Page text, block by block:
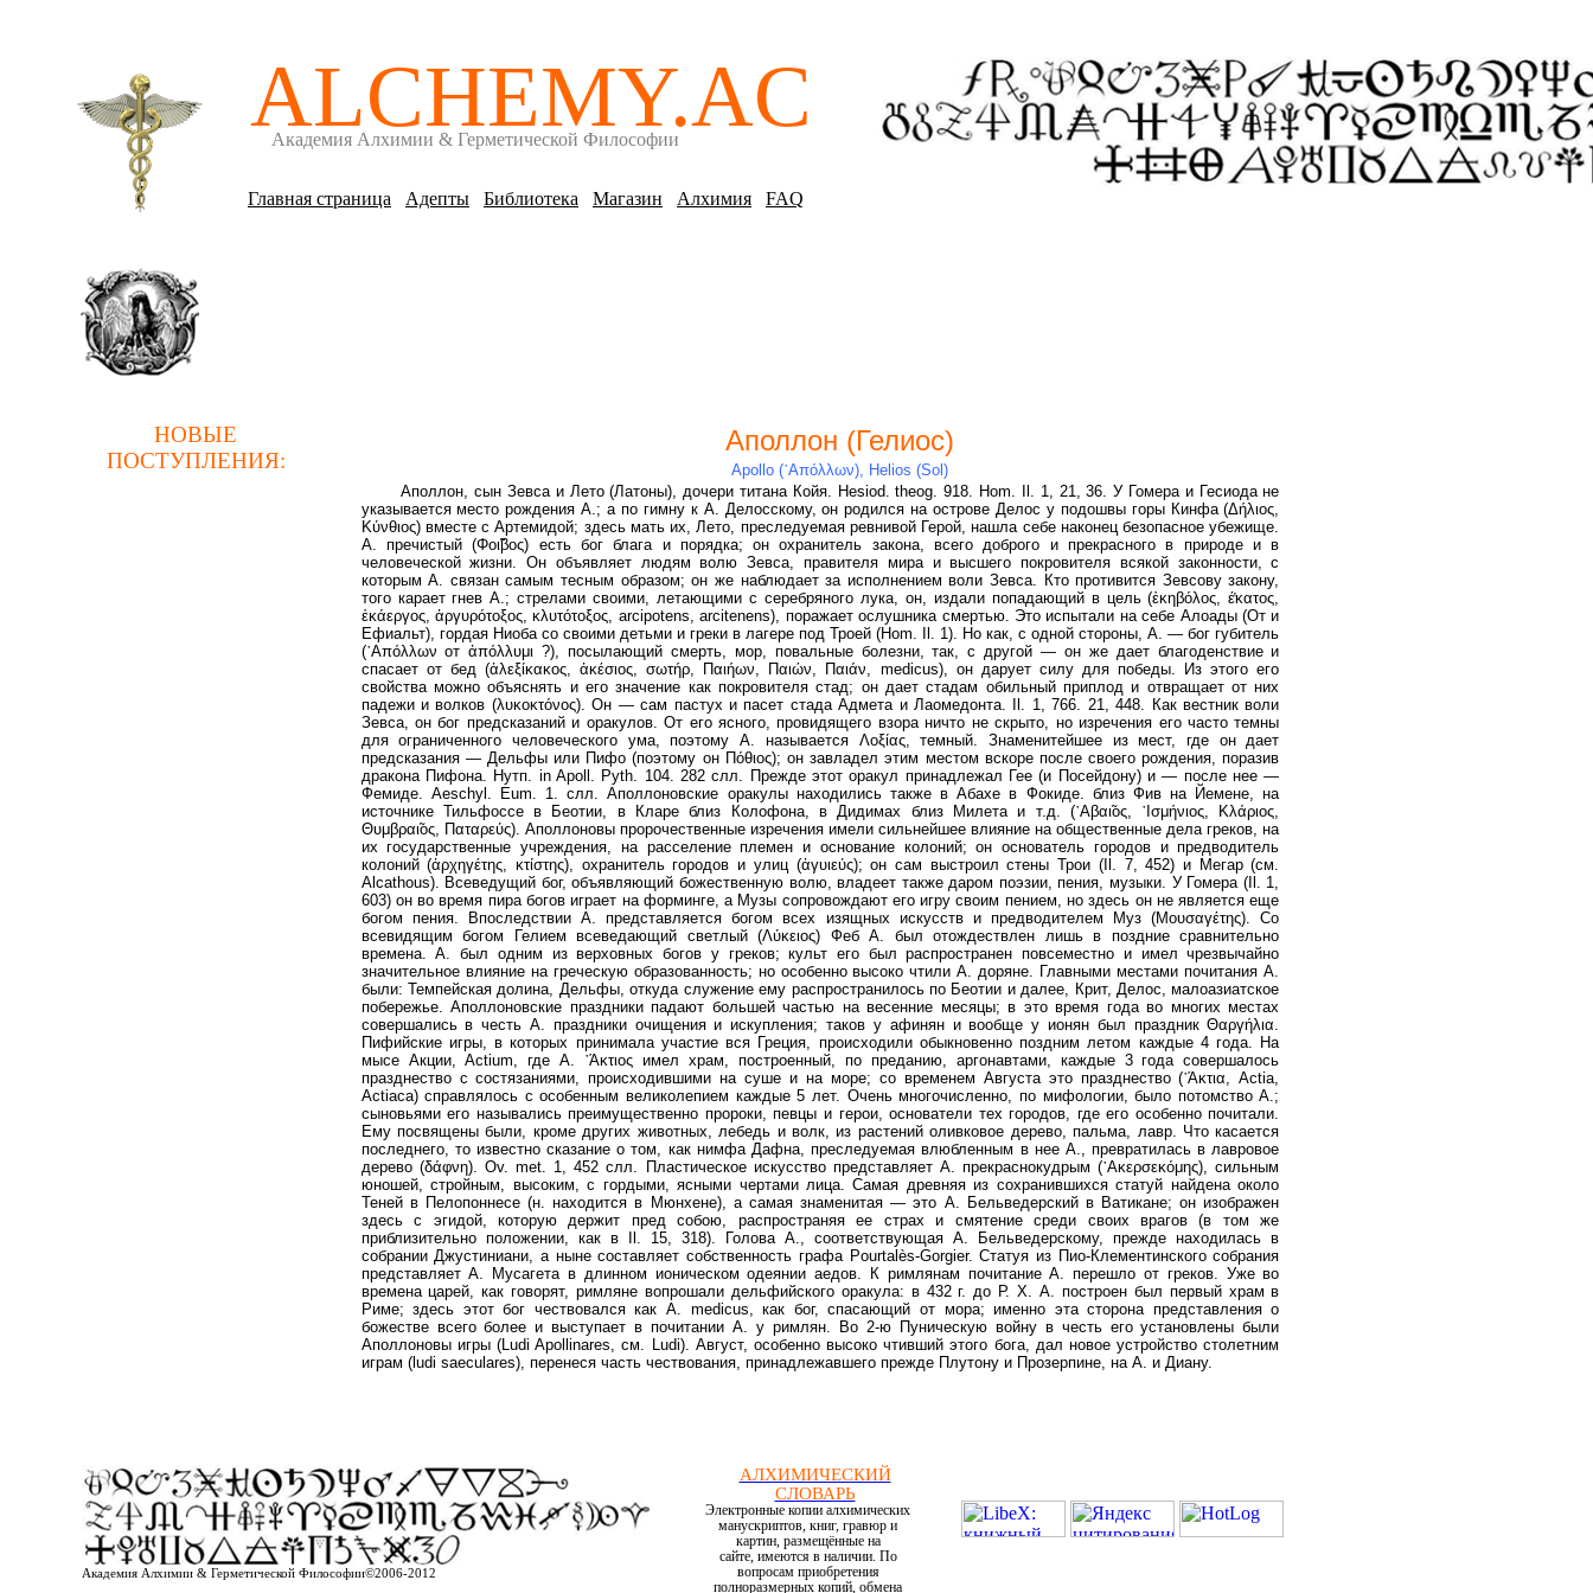
ALCHEMY.AC
Академия Алхимии & Герметической Философии
Главная страница Адепты Библиотека Магазин Алхимия FAQ
НОВЫЕ
ПОСТУПЛЕНИЯ:
Аполлон (Гелиос)
Apollo (᾽Απόλλων), Helios (Sol)
Аполлон, сын Зевса и Лето (Латоны), дочери титана Койя. Hesiod. theog. 918. Hom. Il. 1, 21, 36. У Гомера и Гесиода не
указывается место рождения А.; а по гимну к А. Делосскому, он родился на острове Делос у подошвы горы Кинфа (Δήλιος,
Κύνθιος) вместе с Артемидой; здесь мать их, Лето, преследуемая ревнивой Герой, нашла себе наконец безопасное убежище.
А. пречистый (Φοι̃βος) есть бог блага и порядка; он охранитель закона, всего доброго и прекрасного в природе и в
человеческой жизни. Он объявляет людям волю Зевса, правителя мира и высшего покровителя всякой законности, с
которым А. связан самым тесным образом; он же наблюдает за исполнением воли Зевса. Кто противится Зевсову закону,
того карает гнев А.; стрелами своими, летающими с серебряного лука, он, издали попадающий в цель (ἐκηβόλος, έ̔κατος,
ἑκάεργος, ἀργυρότοξος, κλυτότοξος, arcipotens, arcitenens), поражает ослушника смертью. Это испытали на себе Алоады (От и
Ефиальт), гордая Ниоба со своими детьми и греки в лагере под Троей (Hom. Il. 1). Но как, с одной стороны, А. — бог губитель
(᾽Απόλλων от ἀπόλλυμι ?), посылающий смерть, мор, повальные болезни, так, с другой — он же дает благоденствие и
спасает от бед (ἀλεξίκακος, ἀκέσιος, σωτήρ, Παιήων, Παιών, Παιάν, medicus), он дарует силу для победы. Из этого его
свойства можно объяснять и его значение как покровителя стад; он дает стадам обильный приплод и отвращает от них
падежи и волков (λυκοκτόνος). Он — сам пастух и пасет стада Адмета и Лаомедонта. Il. 1, 766. 21, 448. Как вестник воли
Зевса, он бог предсказаний и оракулов. От его ясного, провидящего взора ничто не скрыто, но изречения его часто темны
для ограниченного человеческого ума, поэтому А. называется Λοξίας, темный. Знаменитейшее из мест, где он дает
предсказания — Дельфы или Пифо (поэтому он Πόθιος); он завладел этим местом вскоре после своего рождения, поразив
дракона Пифона. Нутп. in Apoll. Pyth. 104. 282 слл. Прежде этот оракул принадлежал Гее (и Посейдону) и — после нее —
Фемиде. Aeschyl. Eum. 1. слл. Аполлоновские оракулы находились также в Абахе в Фокиде. близ Фив на Йемене, на
источнике Тильфоссе в Беотии, в Кларе близ Колофона, в Дидимах близ Милета и т.д. (᾽Αβαι̃ος, ᾽Ισμήνιος, Κλάριος,
Θυμβραι̃ος, Παταρεύς). Аполлоновы пророчественные изречения имели сильнейшее влияние на общественные дела греков, на
их государственные учреждения, на расселение племен и основание колоний; он основатель городов и предводитель
колоний (ἀρχηγέτης, κτίστης), охранитель городов и улиц (ἀγυιεύς); он сам выстроил стены Трои (Il. 7, 452) и Мегар (см.
Alcathous). Всеведущий бог, объявляющий божественную волю, владеет также даром поэзии, пения, музыки. У Гомера (Il. 1,
603) он во время пира богов играет на форминге, а Музы сопровождают его игру своим пением, но здесь он не является еще
богом пения. Впоследствии А. представляется богом всех изящных искусств и предводителем Муз (Μουσαγέτης). Со
всевидящим богом Гелием всеведающий светлый (Λύκειος) Феб А. был отождествлен лишь в поздние сравнительно
времена. А. был одним из верховных богов у греков; культ его был распространен повсеместно и имел чрезвычайно
значительное влияние на греческую образованность; но особенно высоко чтили А. доряне. Главными местами почитания А.
были: Темпейская долина, Дельфы, откуда служение ему распространилось по Беотии и далее, Крит, Делос, малоазиатское
побережье. Аполлоновские праздники падают большей частью на весенние месяцы; в это время года во многих местах
совершались в честь А. праздники очищения и искупления; таков у афинян и вообще у ионян был праздник Θαργήλια.
Пифийские игры, в которых принимала участие вся Греция, происходили обыкновенно поздним летом каждые 4 года. На
мысе Акции, Actium, где Α. ᾽Άκτιος имел храм, построенный, по преданию, аргонавтами, каждые 3 года совершалось
празднество с состязаниями, происходившими на суше и на море; со временем Августа это празднество (᾽Άκτια, Actia,
Actiaca) справлялось с особенным великолепием каждые 5 лет. Очень многочисленно, по мифологии, было потомство А.;
сыновьями его назывались преимущественно пророки, певцы и герои, основатели тех городов, где его особенно почитали.
Ему посвящены были, кроме других животных, лебедь и волк, из растений оливковое дерево, пальма, лавр. Что касается
последнего, то известно сказание о том, как нимфа Дафна, преследуемая влюбленным в нее А., превратилась в лавровое
дерево (δάφνη). Ov. met. 1, 452 слл. Пластическое искусство представляет А. прекраснокудрым (᾽Ακερσεκόμης), сильным
юношей, стройным, высоким, с гордыми, ясными чертами лица. Самая древняя из сохранившихся статуй найдена около
Теней в Пелопоннесе (н. находится в Мюнхене), а самая знаменитая — это А. Бельведерский в Ватикане; он изображен
здесь с эгидой, которую держит пред собою, распространяя ее страх и смятение среди своих врагов (в том же
приблизительно положении, как в Il. 15, 318). Голова А., соответствующая А. Бельведерскому, прежде находилась в
собрании Джустиниани, а ныне составляет собственность графа Pourtalès-Gorgier. Статуя из Пио-Клементинского собрания
представляет А. Мусагета в длинном ионическом одеянии аедов. К римлянам почитание А. перешло от греков. Уже во
времена царей, как говорят, римляне вопрошали дельфийского оракула: в 432 г. до Р. Х. А. построен был первый храм в
Риме; здесь этот бог чествовался как A. medicus, как бог, спасающий от мора; именно эта сторона представления о
божестве всего более и выступает в почитании А. у римлян. Во 2-ю Пуническую войну в честь его установлены были
Аполлоновы игры (Ludi Apollinares, см. Ludi). Август, особенно высоко чтивший этого бога, дал новое устройство столетним
играм (ludi saeculares), перенеся часть чествования, принадлежавшего прежде Плутону и Прозерпине, на А. и Диану.
Академия Алхимии & Герметической Философии©2006-2012
АЛХИМИЧЕСКИЙ
СЛОВАРЬ
Электронные копии алхимических
манускриптов, книг, гравюр и
картин, размещённые на
сайте, имеются в наличии. По
вопросам приобретения
полноразмерных копий, обмена